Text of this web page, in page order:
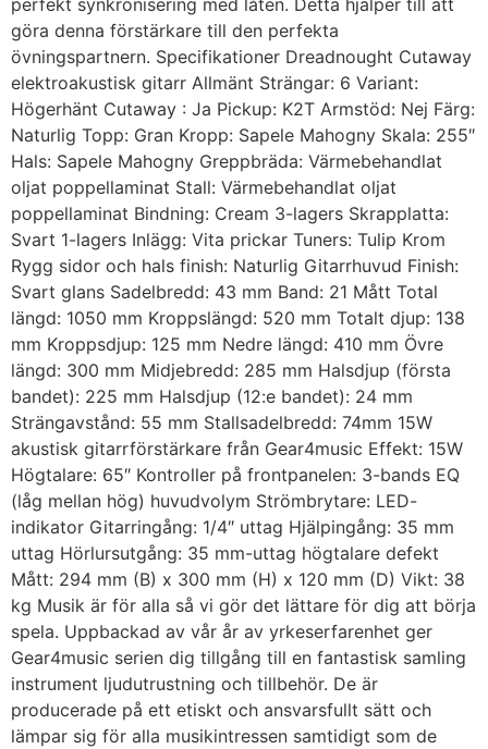
perfekt synkronisering med låten. Detta hjälper till att
göra denna förstärkare till den perfekta
övningspartnern. Specifikationer Dreadnought Cutaway
elektroakustisk gitarr Allmänt Strängar: 6 Variant:
Högerhänt Cutaway : Ja Pickup: K2T Armstöd: Nej Färg:
Naturlig Topp: Gran Kropp: Sapele Mahogny Skala: 255″
Hals: Sapele Mahogny Greppbräda: Värmebehandlat
oljat poppellaminat Stall: Värmebehandlat oljat
poppellaminat Bindning: Cream 3-lagers Skrapplatta:
Svart 1-lagers Inlägg: Vita prickar Tuners: Tulip Krom
Rygg sidor och hals finish: Naturlig Gitarrhuvud Finish:
Svart glans Sadelbredd: 43 mm Band: 21 Mått Total
längd: 1050 mm Kroppslängd: 520 mm Totalt djup: 138
mm Kroppsdjup: 125 mm Nedre längd: 410 mm Övre
längd: 300 mm Midjebredd: 285 mm Halsdjup (första
bandet): 225 mm Halsdjup (12:e bandet): 24 mm
Strängavstånd: 55 mm Stallsadelbredd: 74mm 15W
akustisk gitarrförstärkare från Gear4music Effekt: 15W
Högtalare: 65″ Kontroller på frontpanelen: 3-bands EQ
(låg mellan hög) huvudvolym Strömbrytare: LED-
indikator Gitarringång: 1/4″ uttag Hjälpingång: 35 mm
uttag Hörlursutgång: 35 mm-uttag högtalare defekt
Mått: 294 mm (B) x 300 mm (H) x 120 mm (D) Vikt: 38
kg Musik är för alla så vi gör det lättare för dig att börja
spela. Uppbackad av vår år av yrkeserfarenhet ger
Gear4music serien dig tillgång till en fantastisk samling
instrument ljudutrustning och tillbehör. De är
producerade på ett etiskt och ansvarsfullt sätt och
lämpar sig för alla musikintressen samtidigt som de